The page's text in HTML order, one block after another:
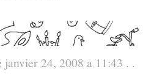
janvier 24, 2008 a 11:43 . .